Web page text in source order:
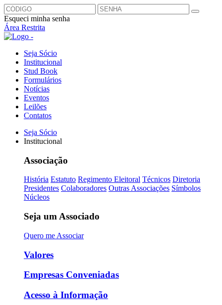
Esqueci minha senha
Área Restrita
Seja Sócio
Institucional
Stud Book
Formulários
Notícias
Eventos
Leilões
Contatos
Seja Sócio
Institucional
Associação
História Estatuto Regimento Eleitoral Técnicos Diretoria
Presidentes Colaboradores Outras Associações Símbolos
Núcleos
Seja um Associado
Quero me Associar
Valores
Empresas Conveniadas
Acesso à Informação